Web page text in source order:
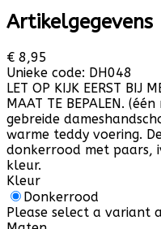
Artikelgegevens
€ 8,95
Unieke code: DH048
LET OP KIJK EERST BIJ
MAAT TE BEPALEN.
gebreide
warme teddy voering.
donkerrood met paars,
kleur.
Kleur
Donkerrood
Please select a variant